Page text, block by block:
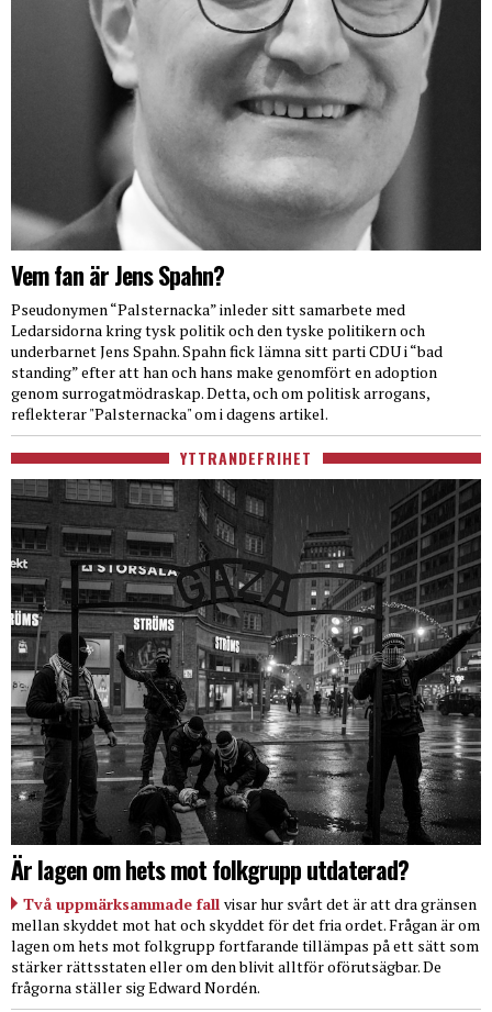
Vem fan är Jens Spahn?
Pseudonymen “Palsternacka” inleder sitt samarbete med
Ledarsidorna kring tysk politik och den tyske politikern och
underbarnet Jens Spahn. Spahn fick lämna sitt parti CDU i “bad
standing” efter att han och hans make genomfört en adoption
genom surrogatmödraskap. Detta, och om politisk arrogans,
reflekterar "Palsternacka" om i dagens artikel.
YTTRANDEFRIHET
Är lagen om hets mot folkgrupp utdaterad?
Två uppmärksammade fall visar hur svårt det är att dra gränsen
mellan skyddet mot hat och skyddet för det fria ordet. Frågan är om
lagen om hets mot folkgrupp fortfarande tillämpas på ett sätt som
stärker rättsstaten eller om den blivit alltför oförutsägbar. De
frågorna ställer sig Edward Nordén.